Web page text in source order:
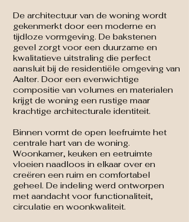
De architectuur van de woning wordt
gekenmerkt door een moderne en
tijdloze vormgeving. De bakstenen
gevel zorgt voor een duurzame en
kwalitatieve uitstraling die perfect
aansluit bij de residentiële omgeving van
Aalter. Door een evenwichtige
compositie van volumes en materialen
krijgt de woning een rustige maar
krachtige architecturale identiteit.
Binnen vormt de open leefruimte het
centrale hart van de woning.
Woonkamer, keuken en eetruimte
vloeien naadloos in elkaar over en
creëren een ruim en comfortabel
geheel. De indeling werd ontworpen
met aandacht voor functionaliteit,
circulatie en woonkwaliteit.